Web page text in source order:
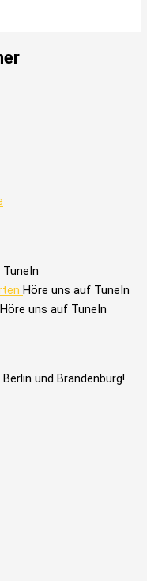
Höre uns auf TuneIn
Höre uns auf TuneIn
und Brandenburg!